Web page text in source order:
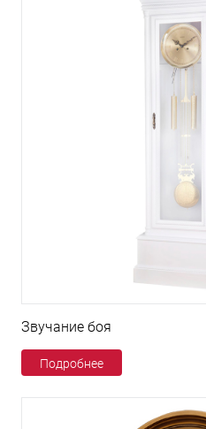
Звучание боя
Подробнее